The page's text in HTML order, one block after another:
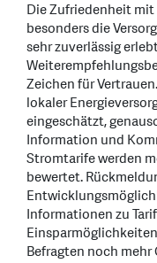
Die Zufriedenheit mit
besonders die
sehr zuverlässig
Zeichen für
lokaler
eingeschätzt,
Information und
Stromtarife werden
bewertet.
Informationen zu
Befragten noch mehr